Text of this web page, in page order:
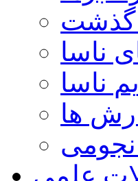
گذشت
ناسا
ناسا
ها
نجومی
علمی